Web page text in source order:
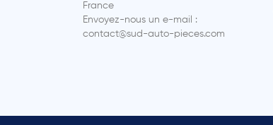
France
Envoyez-nous un e-mail :
contact@sud-auto-pieces.com